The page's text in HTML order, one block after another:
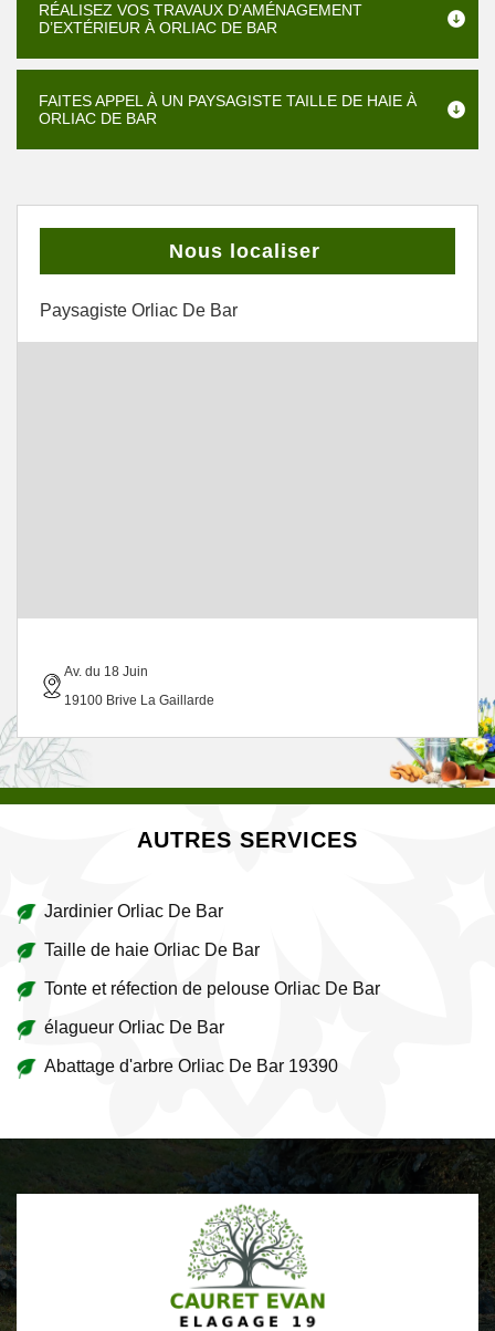
RÉALISEZ VOS TRAVAUX D’AMÉNAGEMENT
D’EXTÉRIEUR À ORLIAC DE BAR
FAITES APPEL À UN PAYSAGISTE TAILLE DE HAIE À
ORLIAC DE BAR
Nous localiser
Paysagiste Orliac De Bar
Av. du 18 Juin
19100 Brive La Gaillarde
AUTRES SERVICES
Jardinier Orliac De Bar
Taille de haie Orliac De Bar
Tonte et réfection de pelouse Orliac De Bar
élagueur Orliac De Bar
Abattage d'arbre Orliac De Bar 19390